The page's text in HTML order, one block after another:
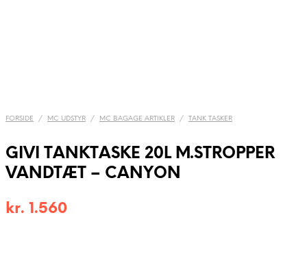
FORSIDE / MC UDSTYR / MC BAGAGE ARTIKLER / TANK TASKER
GIVI TANKTASKE 20L M.STROPPER
VANDTÆT – CANYON
kr. 1.560